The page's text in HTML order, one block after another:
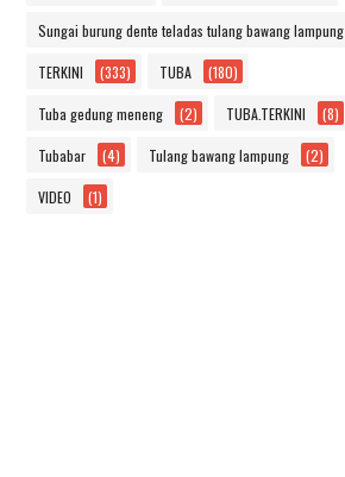
Sungai burung dente teladas tulang bawang lampung
TERKINI (333) TUBA (180)
Tuba gedung meneng (2) TUBA.TERKINI (8)
Tubabar (4) Tulang bawang lampung (2)
VIDEO (1)